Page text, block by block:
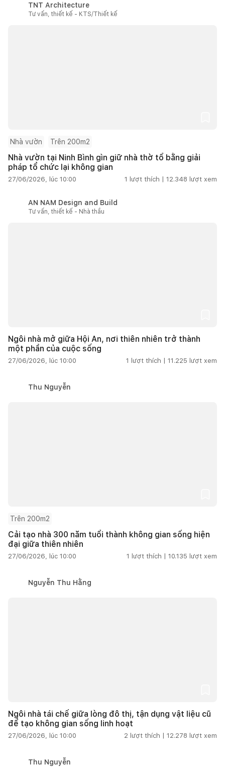
TNT Architecture
Tư vấn, thiết kế - KTS/Thiết kế
Nhà vườn Trên 200m2
Nhà vườn tại Ninh Bình gìn giữ nhà thờ tổ bằng giải
pháp tổ chức lại không gian
27/06/2026, lúc 10:00 1 lượt thích | 12.348 lượt xem
AN NAM Design and Build
Tư vấn, thiết kế - Nhà thầu
Ngôi nhà mở giữa Hội An, nơi thiên nhiên trở thành
một phần của cuộc sống
27/06/2026, lúc 10:00 1 lượt thích | 11.225 lượt xem
Thu Nguyễn
Trên 200m2
Cải tạo nhà 300 năm tuổi thành không gian sống hiện
đại giữa thiên nhiên
27/06/2026, lúc 10:00 1 lượt thích | 10.135 lượt xem
Nguyễn Thu Hằng
Ngôi nhà tái chế giữa lòng đô thị, tận dụng vật liệu cũ
để tạo không gian sống linh hoạt
27/06/2026, lúc 10:00 2 lượt thích | 12.278 lượt xem
Thu Nguyễn